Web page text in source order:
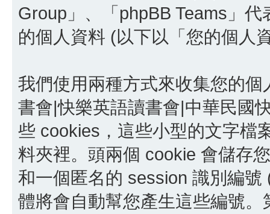
Group」、「phpBB Teams」
的個人資料 (以下以「您的個人
我們使用兩種方式來收集您的
書會|快樂英語讀書會|中華民國
些 cookies，這些小型的文字檔
料夾裡。頭兩個 cookie 會儲存
和一個匿名的 session 識別編
體將會自動幫您產生這些編號